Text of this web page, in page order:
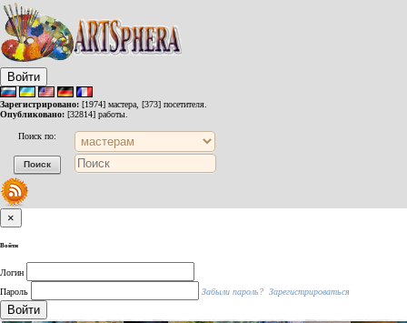
Войти
Зарегистрировано: [1974] мастера, [373] посетителя.
Опубликовано: [32814] работы.
Поиск по:
×
Войти
Логин
Пароль
Забыли пароль? Зарегистрироваться
Войти